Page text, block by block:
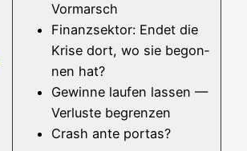
Vormarsch
Finanz­sek­tor: Endet die
Kri­se dort, wo sie begon­
nen hat?
Gewin­ne lau­fen las­sen —
Ver­lus­te begrenzen
Crash ante portas?